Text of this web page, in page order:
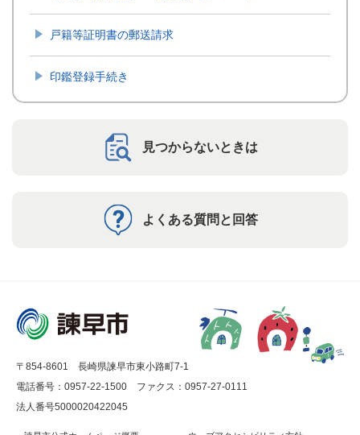
戸籍等証明書の郵送請求
印鑑登録手続き
見つからないときは
よくある質問と回答
〒854-8601 長崎県諫早市東小路町7-1
電話番号：0957-22-1500
ファクス：0957-27-0111
法人番号5000020422045